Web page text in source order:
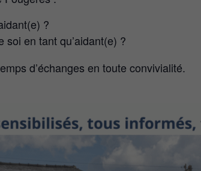
?
en tant qu’aidant(e) ?
d’échanges en toute convivialité.